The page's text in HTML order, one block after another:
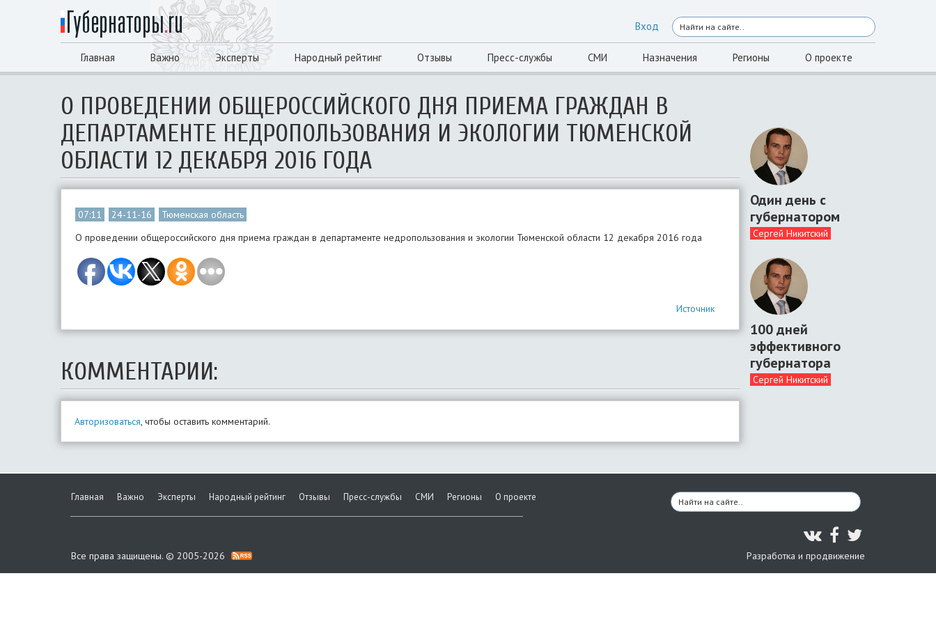
Вход
Главная Важно Эксперты Народный рейтинг Отзывы Пресс-службы СМИ Назначения Регионы О проекте
О ПРОВЕДЕНИИ ОБЩЕРОССИЙСКОГО ДНЯ ПРИЕМА ГРАЖДАН В
ДЕПАРТАМЕНТЕ НЕДРОПОЛЬЗОВАНИЯ И ЭКОЛОГИИ ТЮМЕНСКОЙ
ОБЛАСТИ 12 ДЕКАБРЯ 2016 ГОДА
07:11 24-11-16
Тюменская область
О проведении общероссийского дня приема граждан в департаменте недропользования и экологии Тюменской области 12 декабря 2016 года
Источник
КОММЕНТАРИИ:
Авторизоваться, чтобы оставить комментарий.
Один день с
губернатором
Сергей Никитский
100 дней
эффективного
губернатора
Сергей Никитский
Главная Важно Эксперты Народный рейтинг Отзывы Пресс-службы СМИ Регионы О проекте
Все права защищены. © 2005-2026 Разработка и продвижение